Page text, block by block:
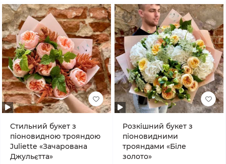
Стильний букет з
піоновидною трояндою
Juliette «Зачарована
Джульєтта»
Розкішний букет з
піоновидними
трояндами «Біле
золото»